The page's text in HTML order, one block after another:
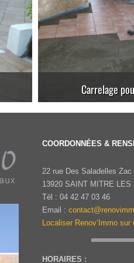
Carrelage sur
COORDONNÉES &
22 rue Des Saladelles
13920 SAINT MITRE LES
Tél : 04 42 47 03 46
Email :
Localiser Renov’Immo sur
HORAIRES :